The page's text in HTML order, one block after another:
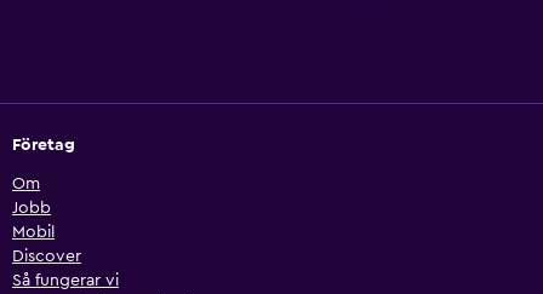
Företag
Om
Jobb
Mobil
Discover
Så fungerar vi